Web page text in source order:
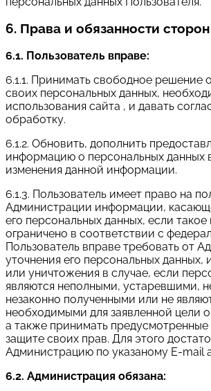
6. Права и обязанности сторон
6.1. Пользователь вправе:
6.1.1. Принимать свободное решение
своих персональных данных,
использования сайта , и давать
обработку.
6.1.2. Обновить, дополнить
информацию о персональных данных
изменения данной информации.
6.1.3. Пользователь имеет право на
Администрации информации,
его персональных данных, если такое
ограничено в соответствии с
Пользователь вправе требовать от
уточнения его персональных данных,
или уничтожения в случае, если
являются неполными, устаревшими,
незаконно полученными или не
необходимыми для заявленной цели
а также принимать
защите своих прав. Для этого
Администрацию по указаному E-mail
6.2. Администрация обязана: